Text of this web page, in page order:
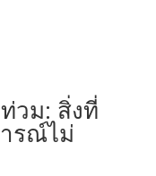
วม: สิ่งที่
รณ์ไม่